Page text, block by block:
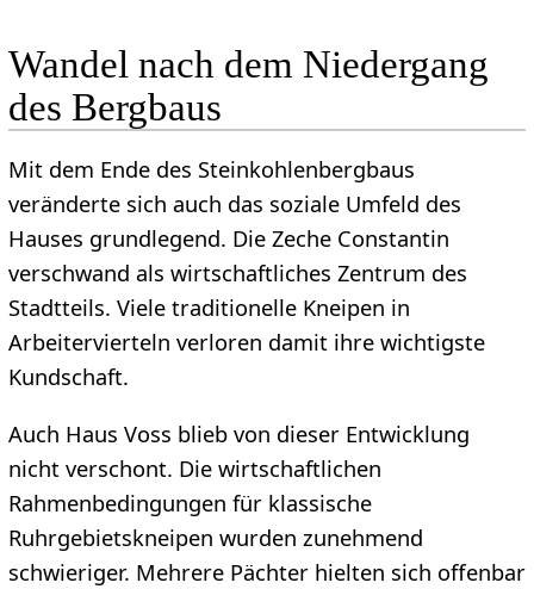
Wandel nach dem Niedergang
des Bergbaus
Mit dem Ende des Steinkohlenbergbaus
veränderte sich auch das soziale Umfeld des
Hauses grundlegend. Die Zeche Constantin
verschwand als wirtschaftliches Zentrum des
Stadtteils. Viele traditionelle Kneipen in
Arbeitervierteln verloren damit ihre wichtigste
Kundschaft.
Auch Haus Voss blieb von dieser Entwicklung
nicht verschont. Die wirtschaftlichen
Rahmenbedingungen für klassische
Ruhrgebietskneipen wurden zunehmend
schwieriger. Mehrere Pächter hielten sich offenbar